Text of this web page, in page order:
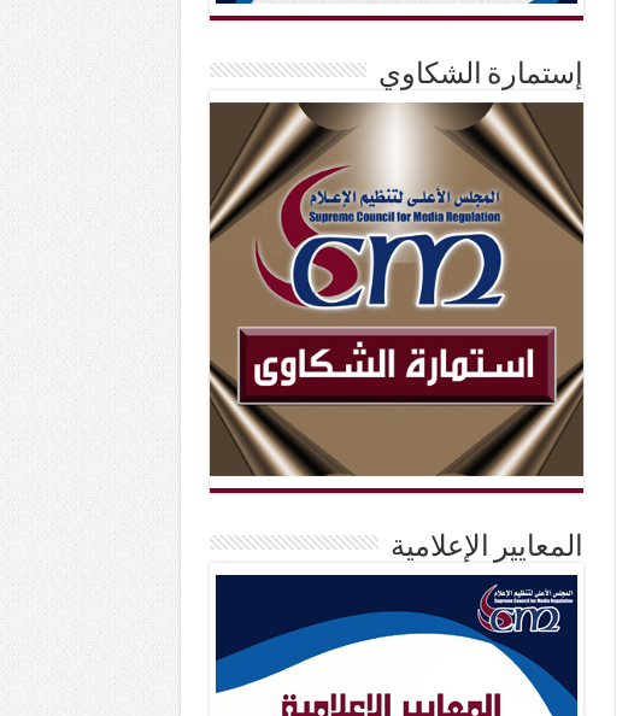
إستمارة الشكاوي
المعايير الإعلامية